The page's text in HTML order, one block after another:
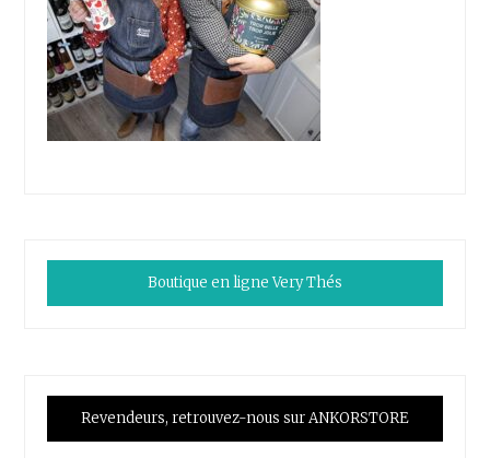
Boutique en ligne Very Thés
Revendeurs, retrouvez-nous sur ANKORSTORE